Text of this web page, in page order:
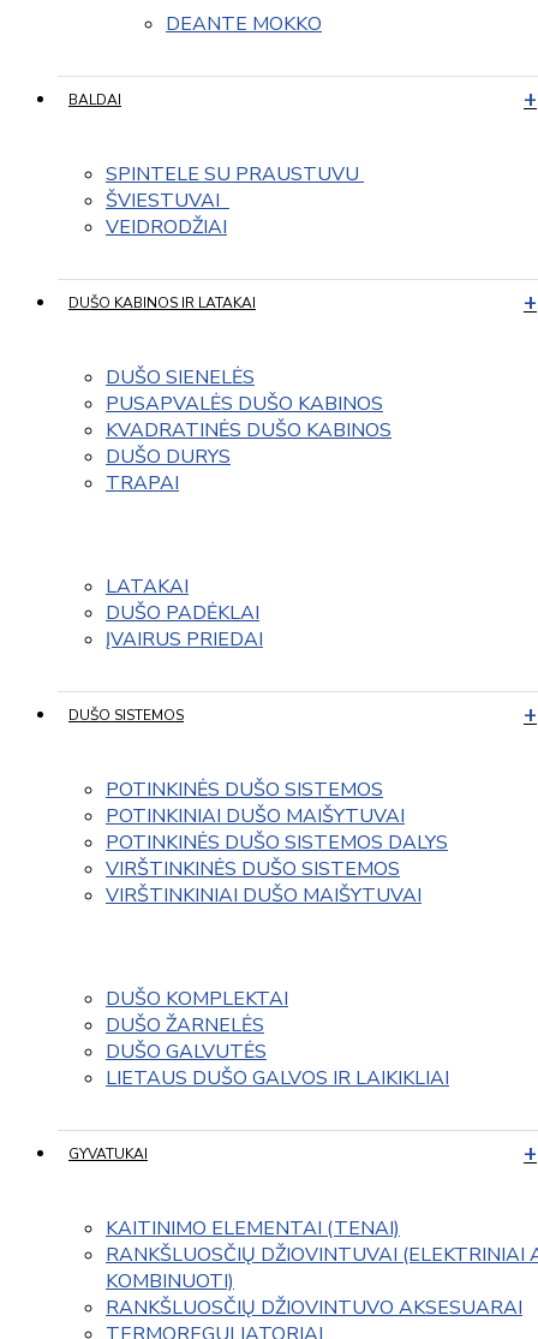
DEANTE MOKKO
BALDAI
SPINTELE SU PRAUSTUVU
ŠVIESTUVAI
VEIDRODŽIAI
DUŠO KABINOS IR LATAKAI
DUŠO SIENELĖS
PUSAPVALĖS DUŠO KABINOS
KVADRATINĖS DUŠO KABINOS
DUŠO DURYS
TRAPAI
LATAKAI
DUŠO PADĖKLAI
ĮVAIRUS PRIEDAI
DUŠO SISTEMOS
POTINKINĖS DUŠO SISTEMOS
POTINKINIAI DUŠO MAIŠYTUVAI
POTINKINĖS DUŠO SISTEMOS DALYS
VIRŠTINKINĖS DUŠO SISTEMOS
VIRŠTINKINIAI DUŠO MAIŠYTUVAI
DUŠO KOMPLEKTAI
DUŠO ŽARNELĖS
DUŠO GALVUTĖS
LIETAUS DUŠO GALVOS IR LAIKIKLIAI
GYVATUKAI
KAITINIMO ELEMENTAI (TENAI)
RANKŠLUOSČIŲ DŽIOVINTUVAI (ELEKTRINIAI
KOMBINUOTI)
RANKŠLUOSČIŲ DŽIOVINTUVO AKSESUARAI